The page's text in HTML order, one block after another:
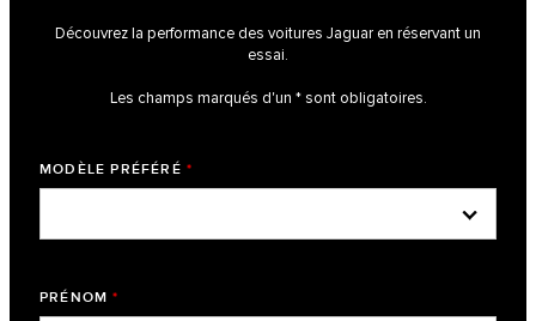
Découvrez la performance des voitures Jaguar en réservant un
essai.
Les champs marqués d'un * sont obligatoires.
MODÈLE PRÉFÉRÉ *
PRÉNOM *